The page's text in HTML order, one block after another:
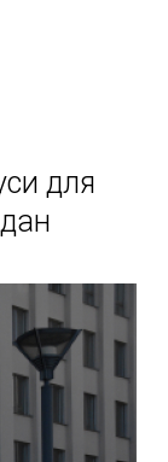
для